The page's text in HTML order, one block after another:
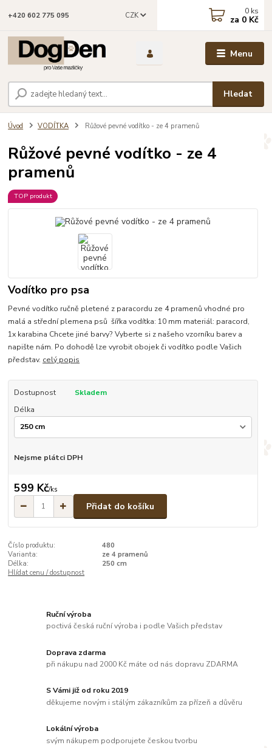
Menu
CZK
Hledat
+420 602 775 095 0 ks
za 0 Kč
Úvod VODÍTKA Růžové pevné vodítko - ze 4 pramenů
Růžové pevné vodítko - ze 4
pramenů
TOP produkt
Vodítko pro psa
Pevné vodítko ručně pletené z paracordu ze 4 pramenů vhodné pro
malá a střední plemena psů šířka vodítka: 10 mm materiál: paracord,
1x karabina Chcete jiné barvy? Vyberte si z našeho vzorníku barev a
napište nám. Po dohodě lze vyrobit obojek či vodítko podle Vašich
představ. celý popis
Dostupnost
Skladem
Délka
Nejsme plátci DPH
599 Kč/ks
Přidat do košíku
Číslo produktu:
480
Varianta:
ze 4 pramenů
Délka:
250 cm
Hlídat cenu / dostupnost
Ruční výroba
poctivá česká ruční výroba i podle Vašich představ
Doprava zdarma
při nákupu nad 2000 Kč máte od nás dopravu ZDARMA
S Vámi již od roku 2019
děkujeme novým i stálým zákazníkům za přízeň a důvěru
Lokální výroba
svým nákupem podporujete českou tvorbu